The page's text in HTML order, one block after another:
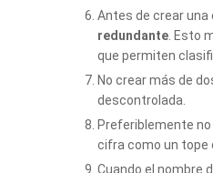
Antes de crear una
redundante . Esto
que permiten
No crear más de
descontrolada.
Preferiblemente
cifra como un tope
Cuando el nombre